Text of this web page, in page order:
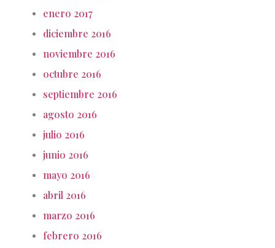
enero 2017
diciembre 2016
noviembre 2016
octubre 2016
septiembre 2016
agosto 2016
julio 2016
junio 2016
mayo 2016
abril 2016
marzo 2016
febrero 2016